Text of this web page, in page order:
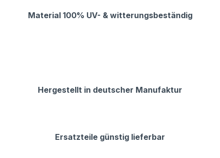
Material 100% UV- & witterungsbeständig
Hergestellt in deutscher Manufaktur
Ersatzteile günstig lieferbar